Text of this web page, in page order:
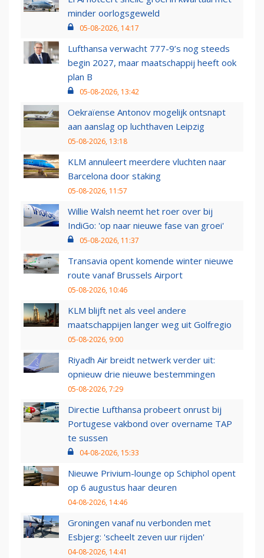
minder oorlogsgeweld
05-08-2026, 14:17
Lufthansa verwacht 777-9’s nog steeds
begin 2027, maar maatschappij heeft ook
plan B
05-08-2026, 13:42
Oekraïense Antonov mogelijk ontsnapt
aan aanslag op luchthaven Leipzig
05-08-2026, 13:18
KLM annuleert meerdere vluchten naar
Barcelona door staking
05-08-2026, 11:57
Willie Walsh neemt het roer over bij
IndiGo: 'op naar nieuwe fase van groei'
05-08-2026, 11:37
Transavia opent komende winter nieuwe
route vanaf Brussels Airport
05-08-2026, 10:46
KLM blijft net als veel andere
maatschappijen langer weg uit Golfregio
05-08-2026, 9:00
Riyadh Air breidt netwerk verder uit:
opnieuw drie nieuwe bestemmingen
05-08-2026, 7:29
Directie Lufthansa probeert onrust bij
Portugese vakbond over overname TAP
te sussen
04-08-2026, 15:33
Nieuwe Privium-lounge op Schiphol opent
op 6 augustus haar deuren
04-08-2026, 14:46
Groningen vanaf nu verbonden met
Esbjerg: 'scheelt zeven uur rijden'
04-08-2026, 14:41